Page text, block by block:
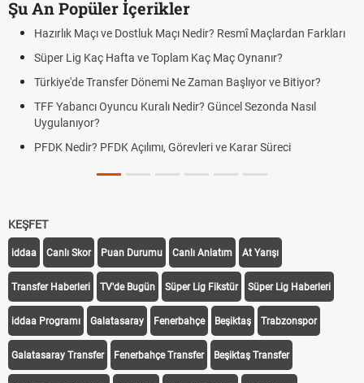
Şu An Popüler İçerikler
Hazırlık Maçı ve Dostluk Maçı Nedir? Resmî Maçlardan Farkları
Süper Lig Kaç Hafta ve Toplam Kaç Maç Oynanır?
Türkiye'de Transfer Dönemi Ne Zaman Başlıyor ve Bitiyor?
TFF Yabancı Oyuncu Kuralı Nedir? Güncel Sezonda Nasıl
Uygulanıyor?
PFDK Nedir? PFDK Açılımı, Görevleri ve Karar Süreci
KEŞFET
iddaa Canlı Skor Puan Durumu Canlı Anlatım At Yarışı
Transfer Haberleri TV'de Bugün Süper Lig Fikstür Süper Lig Haberleri
iddaa Programı Galatasaray Fenerbahçe Beşiktaş Trabzonspor
Galatasaray Transfer Fenerbahçe Transfer Beşiktaş Transfer